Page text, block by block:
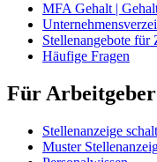
MFA Gehalt |
Stellenangebote für
Häufige Fragen
Für Arbeitgeber
Stellenanzeige
Muster